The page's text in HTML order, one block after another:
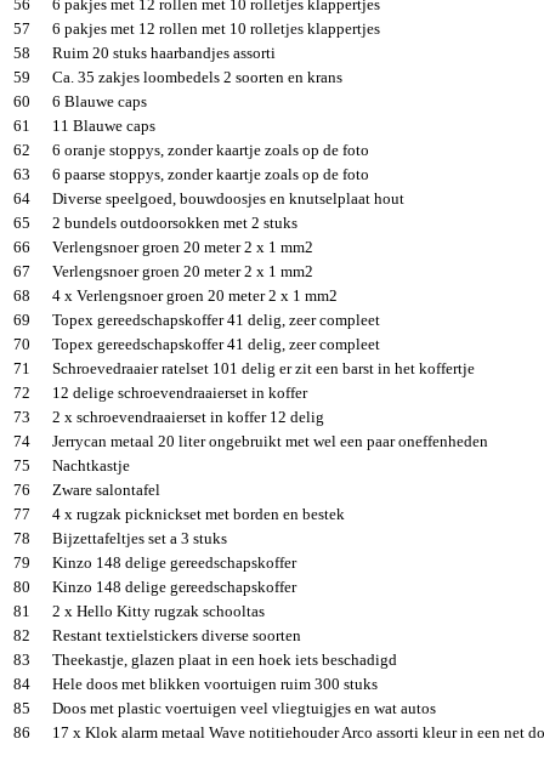
56
6 pakjes met 12 rollen met 10 rolletjes klappertjes
57
6 pakjes met 12 rollen met 10 rolletjes klappertjes
58
Ruim 20 stuks haarbandjes assorti
59
Ca. 35 zakjes loombedels 2 soorten en krans
60
6 Blauwe caps
61
11 Blauwe caps
62
6 oranje stoppys, zonder kaartje zoals op de foto
63
6 paarse stoppys, zonder kaartje zoals op de foto
64
Diverse speelgoed, bouwdoosjes en knutselplaat hout
65
2 bundels outdoorsokken met 2 stuks
66
Verlengsnoer groen 20 meter 2 x 1 mm2
67
Verlengsnoer groen 20 meter 2 x 1 mm2
68
4 x Verlengsnoer groen 20 meter 2 x 1 mm2
69
Topex gereedschapskoffer 41 delig, zeer compleet
70
Topex gereedschapskoffer 41 delig, zeer compleet
71
Schroevedraaier ratelset 101 delig er zit een barst in het koffertje
72
12 delige schroevendraaierset in koffer
73
2 x schroevendraaierset in koffer 12 delig
74
Jerrycan metaal 20 liter ongebruikt met wel een paar oneffenheden
75
Nachtkastje
76
Zware salontafel
77
4 x rugzak picknickset met borden en bestek
78
Bijzettafeltjes set a 3 stuks
79
Kinzo 148 delige gereedschapskoffer
80
Kinzo 148 delige gereedschapskoffer
81
2 x Hello Kitty rugzak schooltas
82
Restant textielstickers diverse soorten
83
Theekastje, glazen plaat in een hoek iets beschadigd
84
Hele doos met blikken voortuigen ruim 300 stuks
85
Doos met plastic voertuigen veel vliegtuigjes en wat autos
86
17 x Klok alarm metaal Wave notitiehouder Arco assorti kleur in een net